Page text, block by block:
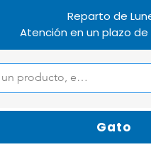
Reparto de
Atención en un plazo
Gato